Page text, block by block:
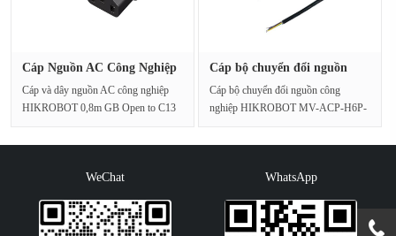
Cáp Nguồn AC Công Nghiệp
Cáp và dây nguồn AC công nghiệp
HIKROBOT 0,8m GB Open to C13
Cáp bộ chuyển đổi nguồn
Cáp bộ chuyển đổi nguồn công
nghiệp HIKROBOT MV-ACP-H6P-
c···
WeChat WhatsApp